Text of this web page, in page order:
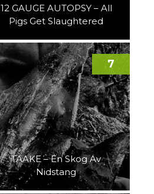
12 GAUGE AUTOPSY – All
Pigs Get Slaughtered
TAAKE – En Skog Av
Nidstang
7